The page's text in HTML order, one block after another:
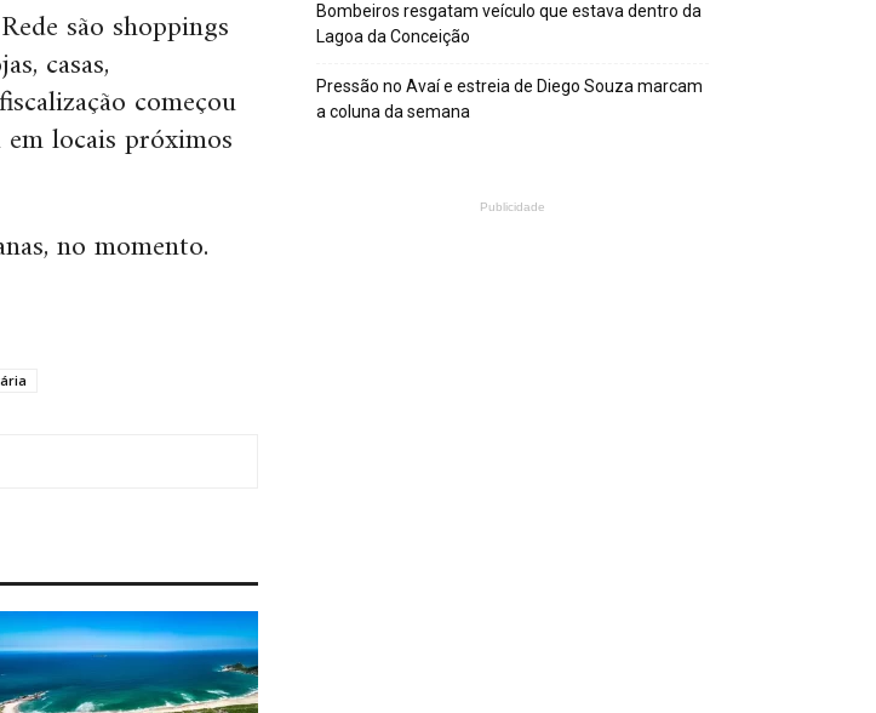
são shoppings
casas,
começou
locais próximos
no momento.
Bombeiros resgatam veículo que estava dentro da
Lagoa da Conceição
Pressão no Avaí e estreia de Diego Souza marcam
a coluna da semana
Publicidade